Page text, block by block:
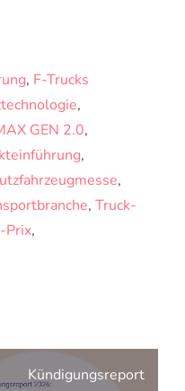
, F-Trucks
,
GEN 2.0,
,
,
, Truck-
Prix,
Kündigungsreport